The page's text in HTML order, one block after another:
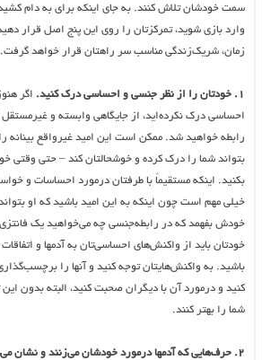
سمت خودشان تلاش کنند. به جای اینکه برای به دام
وارد بازی شوید، تمرکزتان را روی این پنج اصل قرار
زمان، شریک‌زندگی مناسب سر راهتان قرار خواهد گرفت.
۱. خودتان را از نظر جنسی و احساسی درک کنید.
اگر
احساسی درک نکرده‌اید، از جایگاهی وابسته و
رابطه خواهید شد. ممکن است این امید غیرواقع بینانه
بتواند شما را درک کرده و خوشحالتان کند – حتی وقتی
بکنید. اینکه مستقیماً با طرفتان درمورد احساسات و
خیلی مهم است چون اینکه به این امید باشید که او
خودش بفهمد که در رابطه‌جنسی چه می‌خواهید یک
خودتان باید از واکنش‌های احساسی‌تان به آدمها و
باشید. به واکنش‌هایتان توجه کنید و آنها را
کنید و درمورد آن با دیگران صحبت کنید، البته بدون
شما را بهتر کنند.
۲. حرف‌هایی که آدمها درمورد خودشان می‌زنند و نشان می‌دهند را باور کنید.